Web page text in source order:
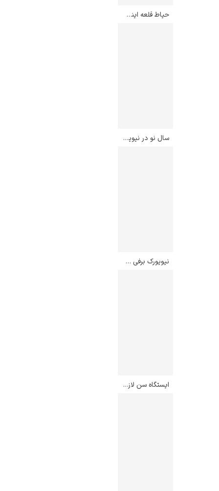
حیاط قلعه اینسبروک – آلبرشت دورر
سال نو در نیویورک قدیم – جورج هنری بوتون
نیویورک برفی – روبرت هنری
ایستگاه سن لازار – کلود مونه